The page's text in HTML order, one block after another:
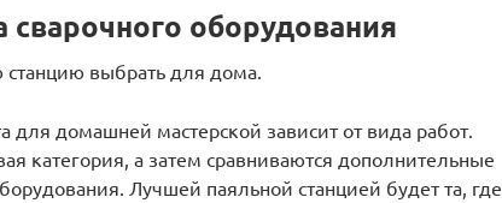
оборудования
​​выбрать для дома.
для домашней мастерской зависит от вида работ.
категория, а затем сравниваются дополнительные
Лучшей паяльной станцией будет та, где